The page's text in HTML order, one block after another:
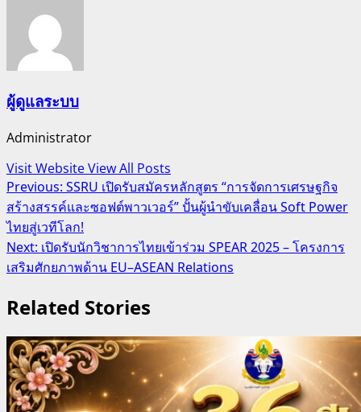
ผู้ดูแลระบบ
Administrator
Visit WebsiteView All Posts
Post
navigation
Previous: SSRU เปิดรับสมัครหลักสูตร “การจัดการเศรษฐกิจ
สร้างสรรค์และซอฟต์พาวเวอร์” ปั้นผู้นำขับเคลื่อน Soft Power
ไทยสู่เวทีโลก!
Next: เปิดรับนักวิชาการไทยเข้าร่วม SPEAR 2025 – โครงการ
เสริมศักยภาพด้าน EU–ASEAN Relations
Related Stories